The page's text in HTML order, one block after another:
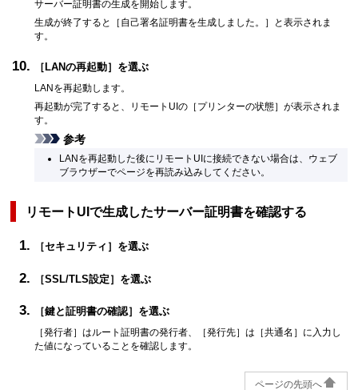
サーバー証明書の生成を開始します。
生成が終了すると［ 自己署名証明書を生成しました。
］と表示されま
す。
［ LANの再起動］を選ぶ
LANを再起動します。
再起動が完了すると、リモートUIの［ プリンターの状態］が表示されま
す。
参考
LANを再起動した後にリモートUIに接続できない場合は、ウェブ
ブラウザーでページを再読み込みしてください。
リモートUIで生成したサーバー証明書を確認する
［セキュリティ ］を選ぶ
［SSL/TLS設定 ］を選ぶ
［鍵と証明書の確認］を選ぶ
［発行者］はルート証明書の発行者、［発行先］は［共通名 ］に入力し
た値になっていることを確認します。
ページの先頭へ